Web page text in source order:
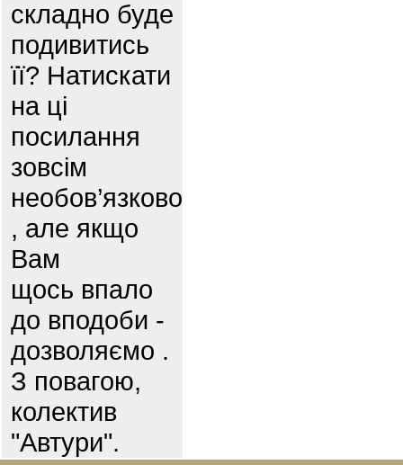
складно буде
подивитись
її? Натискати
на ці
посилання
зовсім
необов’язково
, але якщо
Вам
щось впало
до вподоби -
дозволяємо .
З повагою,
колектив
"Автури".